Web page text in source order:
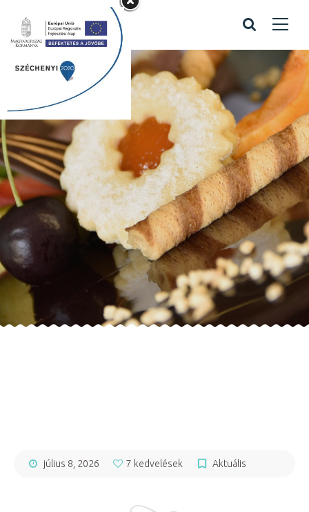
Kapcsolattartó
bejegyzés
Home / Kapcsolattartó bejegyzés
július 8, 2026 7 kedvelések Aktuális